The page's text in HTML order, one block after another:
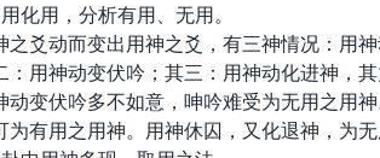
用，分析有用、无用。
爻动而变出用神之爻，有三神情况：用神
：用神动变伏吟；其三：用神动化进神，
动变伏吟多不如意，呻吟难受为无用之用
为有用之用神。用神休囚，又化退神，为无